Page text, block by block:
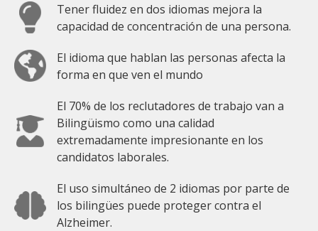
Tener fluidez en dos idiomas mejora la
capacidad de concentración de una persona.
El idioma que hablan las personas afecta la
forma en que ven el mundo
El 70% de los reclutadores de trabajo van a
Bilingüismo como una calidad
extremadamente impresionante en los
candidatos laborales.
El uso simultáneo de 2 idiomas por parte de
los bilingües puede proteger contra el
Alzheimer.